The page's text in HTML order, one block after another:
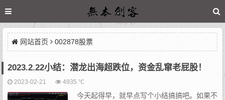
网站首页 002878股票
2023.2.22小结：潜龙出海超跌位，资金乱窜老屁股！
2023-02-21 4935 ℃
今天起得早，就早点写个小结搞搞吧。如果不